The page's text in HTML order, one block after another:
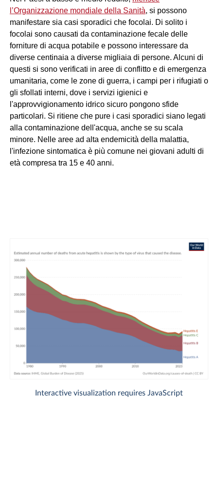
l’Organizzazione mondiale della Sanità, si possono
manifestare sia casi sporadici che focolai. Di solito i
focolai sono causati da contaminazione fecale delle
forniture di acqua potabile e possono interessare da
diverse centinaia a diverse migliaia di persone. Alcuni di
questi si sono verificati in aree di conflitto e di emergenza
umanitaria, come le zone di guerra, i campi per i rifugiati o
gli sfollati interni, dove i servizi igienici e
l'approvvigionamento idrico sicuro pongono sfide
particolari. Si ritiene che pure i casi sporadici siano legati
alla contaminazione dell'acqua, anche se su scala
minore. Nelle aree ad alta endemicità della malattia,
l'infezione sintomatica è più comune nei giovani adulti di
età compresa tra 15 e 40 anni.